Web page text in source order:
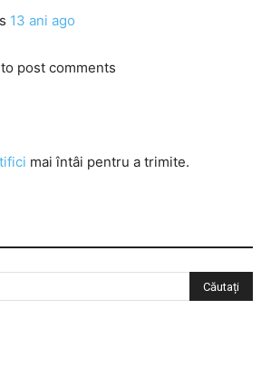
13 ani ago
to post comments
mai întâi pentru a trimite.